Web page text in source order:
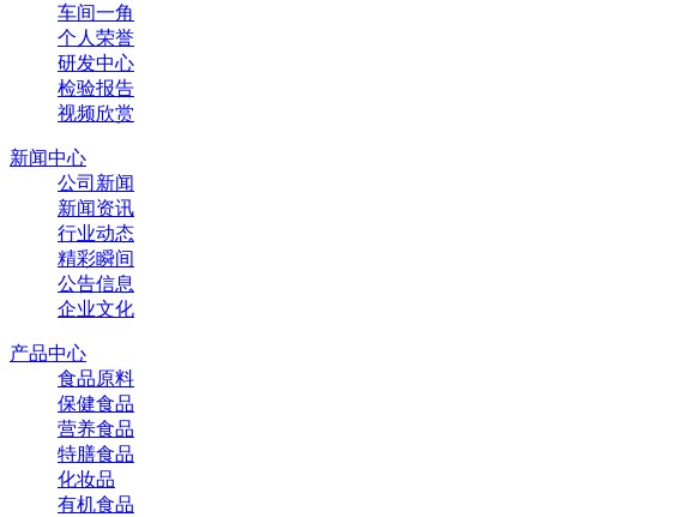
车间一角
个人荣誉
研发中心
检验报告
视频欣赏
新闻中心
公司新闻
新闻资讯
行业动态
精彩瞬间
公告信息
企业文化
产品中心
食品原料
保健食品
营养食品
特膳食品
化妆品
有机食品